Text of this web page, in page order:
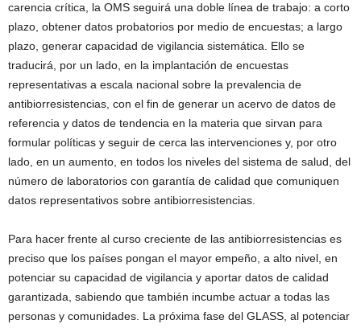
carencia crítica, la OMS seguirá una doble línea de trabajo: a corto
plazo, obtener datos probatorios por medio de encuestas; a largo
plazo, generar capacidad de vigilancia sistemática. Ello se
traducirá, por un lado, en la implantación de encuestas
representativas a escala nacional sobre la prevalencia de
antibiorresistencias, con el fin de generar un acervo de datos de
referencia y datos de tendencia en la materia que sirvan para
formular políticas y seguir de cerca las intervenciones y, por otro
lado, en un aumento, en todos los niveles del sistema de salud, del
número de laboratorios con garantía de calidad que comuniquen
datos representativos sobre antibiorresistencias.
Para hacer frente al curso creciente de las antibiorresistencias es
preciso que los países pongan el mayor empeño, a alto nivel, en
potenciar su capacidad de vigilancia y aportar datos de calidad
garantizada, sabiendo que también incumbe actuar a todas las
personas y comunidades. La próxima fase del GLASS, al potenciar